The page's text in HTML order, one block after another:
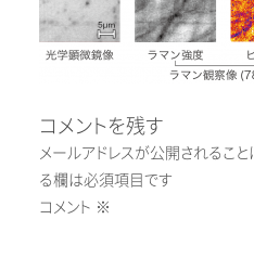
コメントを残す
メールアドレスが公開されること
る欄は必須項目です
コメント ※